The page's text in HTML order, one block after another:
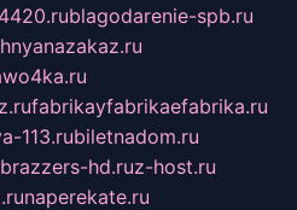
blagodarenie-spb.ru
fabrikayfabrikaefabrika.ru
113.rubiletnadom.ru
brazzers-hd.ruz-host.ru
naperekate.ru